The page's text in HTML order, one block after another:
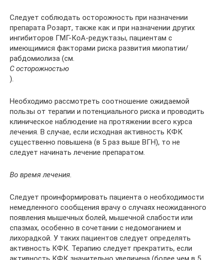
Следует соблюдать осторожность при назначении
препарата Розарт, также как и при назначении других
ингибиторов ГМГ-КоА-редуктазы, пациентам с
имеющимися факторами риска развития миопатии/
рабдомиолиза (см.
С осторожностью
).
Необходимо рассмотреть соотношение ожидаемой
пользы от терапии и потенциального риска и проводить
клиническое наблюдение на протяжении всего курса
лечения. В случае, если исходная активность КФК
существенно повышена (в 5 раз выше ВГН), то не
следует начинать лечение препаратом.
Во время лечения.
Следует проинформировать пациента о необходимости
немедленного сообщения врачу о случаях неожиданного
появления мышечных болей, мышечной слабости или
спазмах, особенно в сочетании с недомоганием и
лихорадкой. У таких пациентов следует определять
активность КФК. Терапию следует прекратить, если